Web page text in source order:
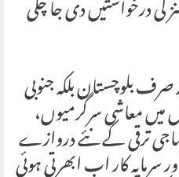
کی درخواستیں دی جا چکی
بلوچستان بلکہ جنوبی
میں معاشی سرگرمیوں،
ترقی کے نئے دروازے